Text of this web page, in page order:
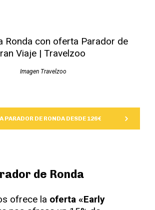
Imagen Travelzoo
PARADOR DE RONDA DESDE 126€
de Ronda
ofrece la oferta «Early